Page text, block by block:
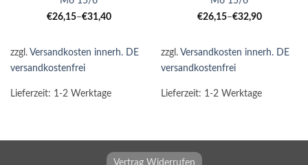
€26,15–€31,40
zzgl. Versandkosten innerh. DE
versandkostenfrei
Lieferzeit: 1-2 Werktage
€26,15–€32,90
zzgl. Versandkosten innerh. DE
versandkostenfrei
Lieferzeit: 1-2 Werktage
Vertrag Widerrufen